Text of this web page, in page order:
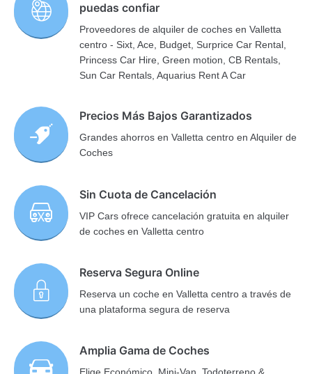
puedas confiar
Proveedores de alquiler de coches en Valletta
centro - Sixt, Ace, Budget, Surprice Car Rental,
Princess Car Hire, Green motion, CB Rentals,
Sun Car Rentals, Aquarius Rent A Car
Precios Más Bajos Garantizados
Grandes ahorros en Valletta centro en Alquiler de
Coches
Sin Cuota de Cancelación
VIP Cars ofrece cancelación gratuita en alquiler
de coches en Valletta centro
Reserva Segura Online
Reserva un coche en Valletta centro a través de
una plataforma segura de reserva
Amplia Gama de Coches